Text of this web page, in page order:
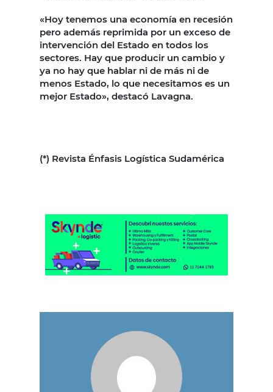
«Hoy tenemos una economía en recesión
pero además reprimida por un exceso de
intervención del Estado en todos los
sectores. Hay que producir un cambio y
ya no hay que hablar ni de más ni de
menos Estado, lo que necesitamos es un
mejor Estado», destacó Lavagna.
(*) Revista Énfasis Logística Sudamérica